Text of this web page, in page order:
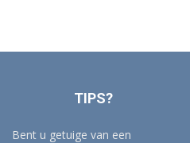
TIPS?
Bent u getuige van een